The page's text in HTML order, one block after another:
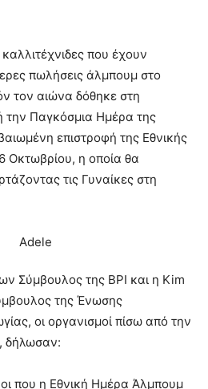
που έχουν
πωλήσεις άλμπουμ στο
τον αιώνα δόθηκε στη
την Παγκόσμια Ημέρα της
επιστροφή της Εθνικής
Οκτωβρίου, η οποία θα
τις Γυναίκες στη
Σύμβουλος της BPI και η Kim
της Ένωσης
οι οργανισμοί πίσω από την
δήλωσαν:
που η Εθνική Ημέρα Άλμπουμ